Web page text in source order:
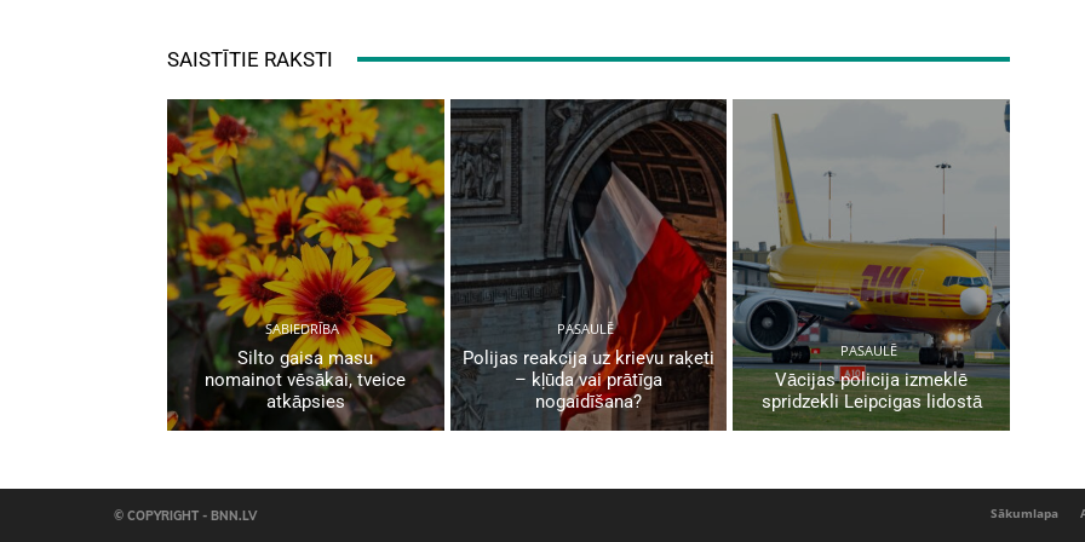
SAISTĪTIE RAKSTI
SABIEDRĪBA
Silto gaisa masu
nomainot vēsākai, tveice
atkāpsies
PASAULĒ
Polijas reakcija uz krievu raķeti
– kļūda vai prātīga
nogaidīšana?
PASAULĒ
Vācijas policija izmeklē
spridzekli Leipcigas lidostā
© COPYRIGHT - BNN.LV Sākumlapa